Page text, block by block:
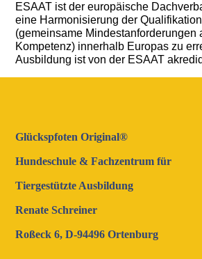
ESAAT ist der europäische
eine Harmonisierung der
(gemeinsame Mindestanforderungen
Kompetenz) innerhalb Europas zu
Ausbildung ist von der ESAAT
Glückspfoten Original®
Hundeschule & Fachzentrum für
Tiergestützte Ausbildung
Renate Schreiner
Roßeck 6, D-94496 Ortenburg